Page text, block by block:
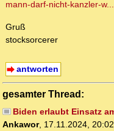
mann-darf-nicht-kanzler-w...
Gruß
stocksorcerer
antworten
gesamter Thread:
Biden erlaubt Einsatz
Ankawor, 17.11.2024, 20:02